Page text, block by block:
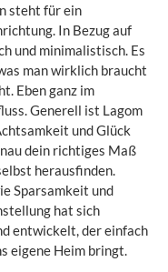
steht für ein
In Bezug auf
und minimalistisch. Es
man wirklich braucht
Eben ganz im
Generell ist Lagom
und Glück
dein richtiges Maß
herausfinden.
Sparsamkeit und
hat sich
entwickelt, der einfach
eigene Heim bringt.